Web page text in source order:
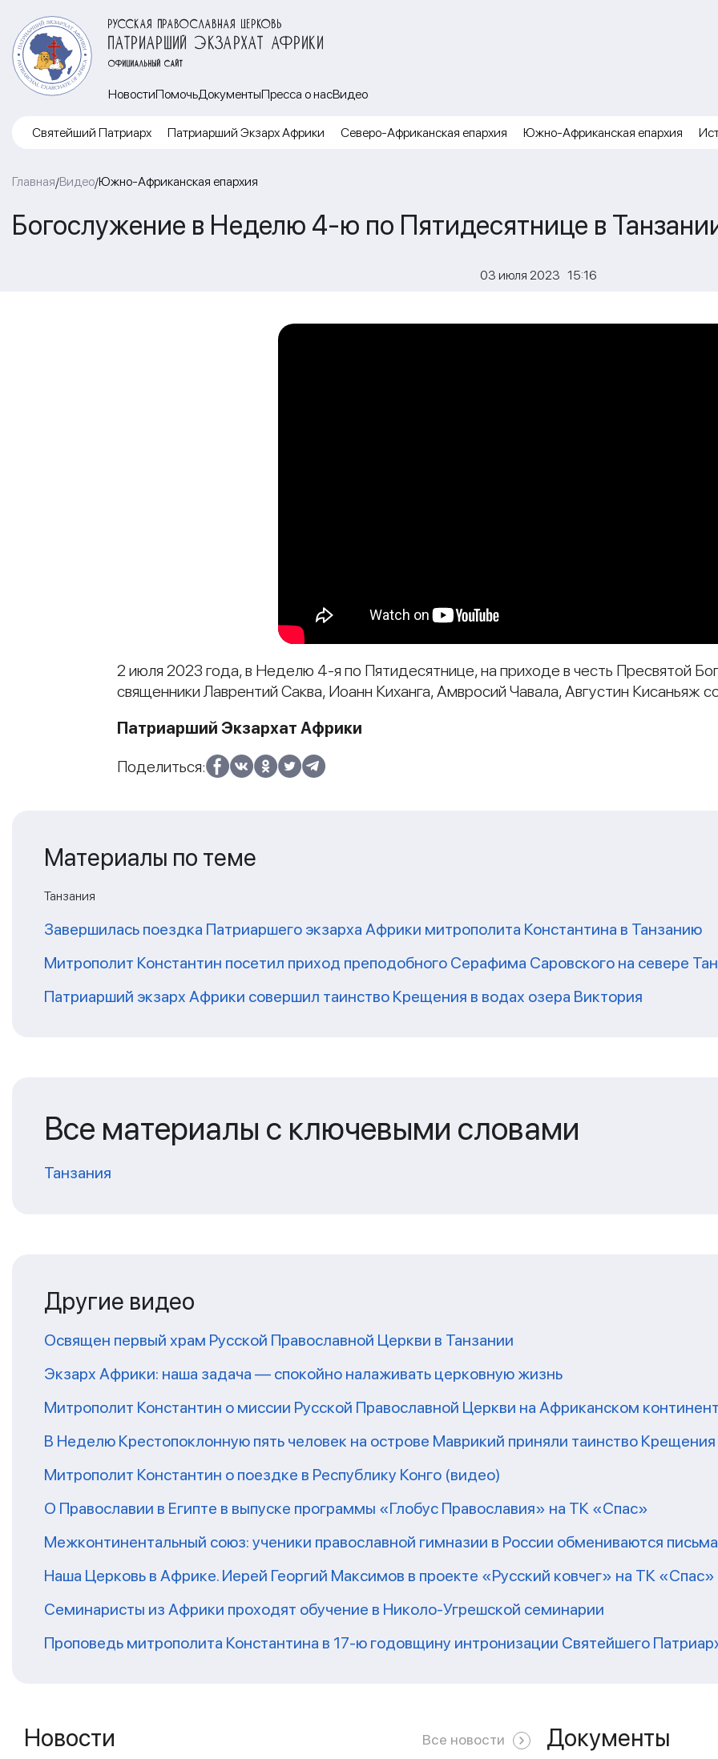
РУССКАЯ ПРАВОСЛАВНАЯ ЦЕРКОВЬ
ПАТРИАРШИЙ ЭКЗАРХАТ АФРИКИ
ОФИЦИАЛЬНЫЙ САЙТ
НовостиПомочьДокументыПресса о насВидео
Cвятейший Патриарх Патриарший Экзарх Африки Северо-Африканская епархия Южно-Африканская епархия
Главная/Видео/Южно-Африканская епархия
Богослужение в Неделю 4-ю по Пятидесятнице в
03 июля 2023 15:16
2 июля 2023 года, в Неделю 4-я по Пятидесятнице, на приходе в честь Пресвятой
священники Лаврентий Саква, Иоанн Киханга, Амвросий Чавала, Августин Кисаньяж
Патриарший Экзархат Африки
Поделиться:
Материалы по теме
Танзания
Завершилась поездка Патриаршего экзарха Африки митрополита Константина в Танзанию
Митрополит Константин посетил приход преподобного Серафима Саровского на севере
Патриарший экзарх Африки совершил таинство Крещения в водах озера Виктория
Все материалы с ключевыми словами
Танзания
Другие видео
Освящен первый храм Русской Православной Церкви в Танзании
Экзарх Африки: наша задача — спокойно налаживать церковную жизнь
Митрополит Константин о миссии Русской Православной Церкви на Африканском
В Неделю Крестопоклонную пять человек на острове Маврикий приняли таинство Крещения
Митрополит Константин о поездке в Республику Конго (видео)
О Православии в Египте в выпуске программы «Глобус Православия» на ТК «Спас»
Межконтинентальный союз: ученики православной гимназии в России обмениваются
Наша Церковь в Африке. Иерей Георгий Максимов в проекте «Русский ковчег» на ТК «Спас»
Семинаристы из Африки проходят обучение в Николо-Угрешской семинарии
Проповедь митрополита Константина в 17-ю годовщину интронизации Святейшего
Новости Все новости Документы